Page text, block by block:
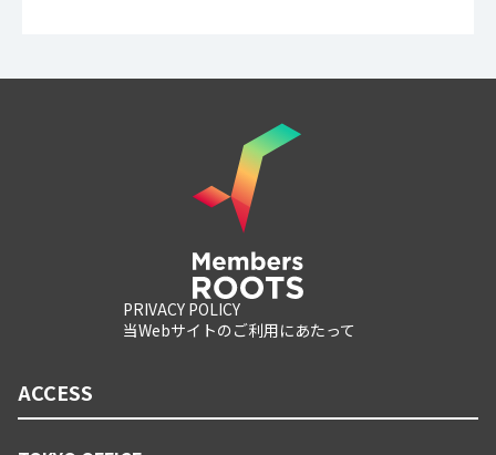
PRIVACY POLICY
当Webサイトのご利用にあたって
ACCESS